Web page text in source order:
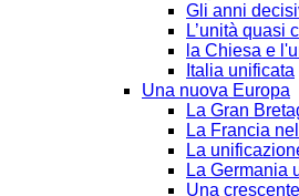
Gli anni
L’unità quasi
la Chiesa e
Italia unificata
Una nuova Europa
La Gran
La Francia
La
La Germania
Una